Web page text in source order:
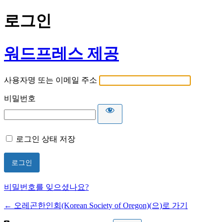
로그인
워드프레스 제공
사용자명 또는 이메일 주소
비밀번호
로그인 상태 저장
비밀번호를 잊으셨나요?
← 오레곤한인회(Korean Society of Oregon)(으)로 가기